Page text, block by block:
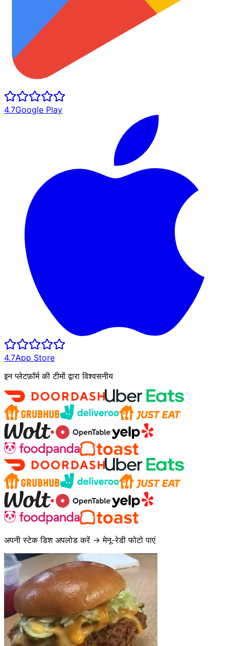
4.7Google Play
4.7App Store
इन प्लेटफ़ॉर्म की टीमों द्वारा विश्वसनीय
अपनी स्टेक डिश अपलोड करें → मेनू-रेडी फोटो पाएं